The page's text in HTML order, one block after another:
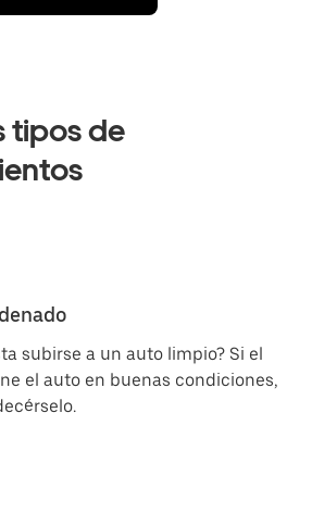
tipos de
subirse a un auto limpio? Si el
el auto en buenas condiciones,